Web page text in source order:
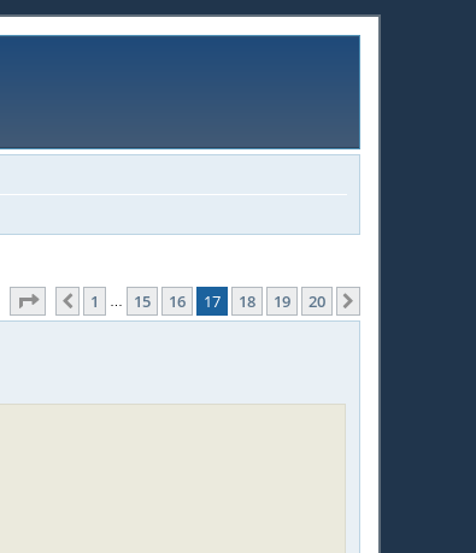
Page 17 20
Précédente
1 15 16 17 18 19 20